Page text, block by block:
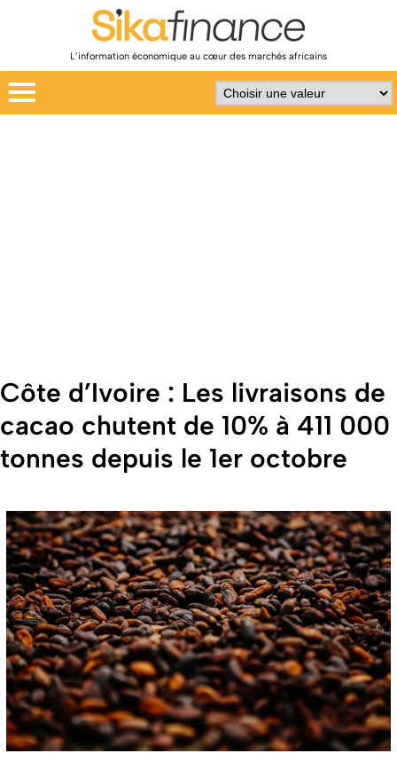
L’information économique au cœur des marchés africains
Côte d’Ivoire : Les livraisons de
cacao chutent de 10% à 411 000
tonnes depuis le 1er octobre